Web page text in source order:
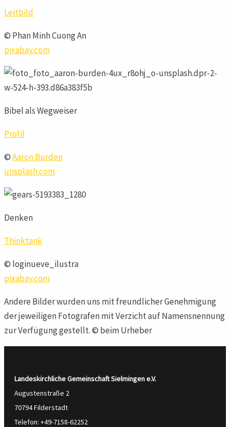
Leitbild
© Phan Minh Cuong An
pixabay.com
Bibel als Wegweiser
Profil
©Aaron Burden
unsplash.com
Denken
Thinktank
© loginueve_ilustra
pixabay.com
Andere Bilder wurden uns mit freundlicher Genehmigung
der jeweiligen Fotografen mit Verzicht auf Namensnennung
zur Verfügung gestellt. © beim Urheber
Landeskirchliche Gemeinschaft Sielmingene.V.
Augustenstraße 2
70794 Filderstadt
Telefon: +49-7158-62252